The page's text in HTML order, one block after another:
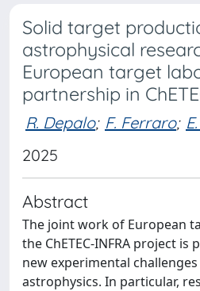
Solid target
astrophysical
European target
partnership in
R. Depalo; F. Ferraro;
2025
Abstract
The joint work of European
the ChETEC-INFRA project
new experimental
astrophysics. In particular,